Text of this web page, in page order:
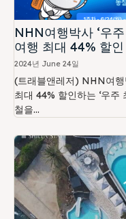
NHN여행박사 ‘우
여행 최대 44% 할인
2024년 June 24일
(트래블앤레저) NHN여
최대 44% 할인하는 ‘우주
철을...